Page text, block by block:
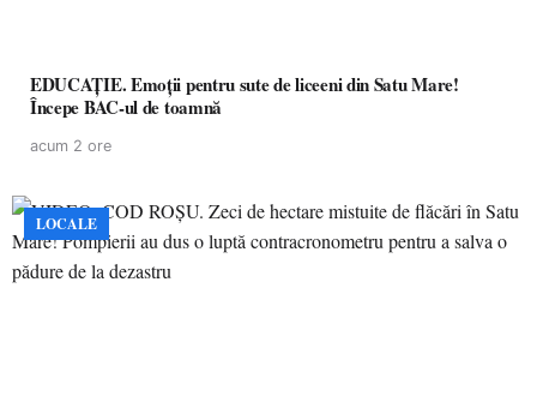
EDUCAȚIE. Emoții pentru sute de liceeni din Satu Mare!
Începe BAC-ul de toamnă
acum 2 ore
LOCALE